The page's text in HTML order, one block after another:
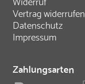
Vertrag widerrufen
Datenschutz
Impressum
Zahlungsarten